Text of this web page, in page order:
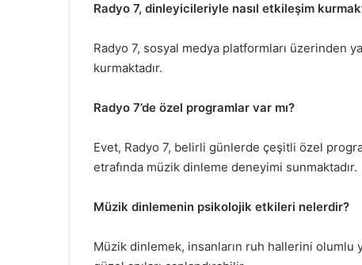
Radyo 7, dinleyicileriyle nasıl etkileşim
Radyo 7, sosyal medya platformları üzerinden
kurmaktadır.
Radyo 7’de özel programlar var mı?
Evet, Radyo 7, belirli günlerde çeşitli özel
etrafında müzik dinleme deneyimi sunmaktadır.
Müzik dinlemenin psikolojik etkileri nelerdir?
Müzik dinlemek, insanların ruh hallerini